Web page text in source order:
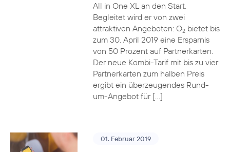
All in One XL an den Start.
Begleitet wird er von zwei
attraktiven Angeboten: O2bietet bis
zum 30. April 2019 eine Ersparnis
von 50 Prozent auf Partnerkarten.
Der neue Kombi-Tarif mit bis zu vier
Partnerkarten zum halben Preis
ergibt ein überzeugendes Rund-
um-Angebot für […]
01. Februar 2019